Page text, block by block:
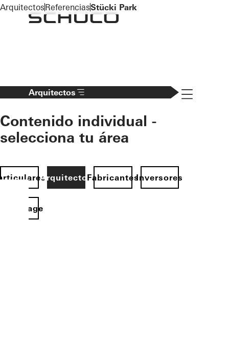
To the main content
Arquitectos
Contenido individual -
selecciona tu área
ArquitectosFabricantesInversores
Navigation
ArquitectosReferenciasStücki Park